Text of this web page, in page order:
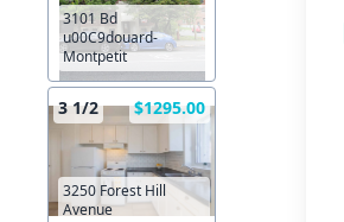
3101 Bd
u00C9douard-
Montpetit
3 1/2 $1295.00
3250 Forest Hill
Avenue